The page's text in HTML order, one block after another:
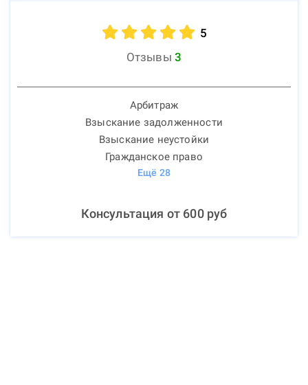
5
Отзывы 3
Арбитраж
Взыскание задолженности
Взыскание неустойки
Гражданское право
Ещё 28
Консультация от 600руб